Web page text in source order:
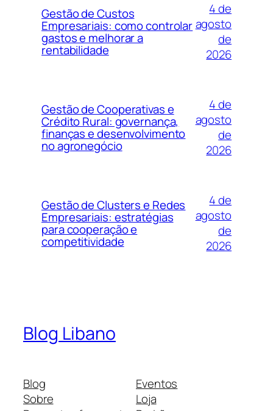
Gestão de Custos
Empresariais: como controlar
gastos e melhorar a
rentabilidade
4 de
agosto
de
2026
Gestão de Cooperativas e
Crédito Rural: governança,
finanças e desenvolvimento
no agronegócio
4 de
agosto
de
2026
Gestão de Clusters e Redes
Empresariais: estratégias
para cooperação e
competitividade
4 de
agosto
de
2026
Blog Libano
Blog
Sobre
Eventos
Loja